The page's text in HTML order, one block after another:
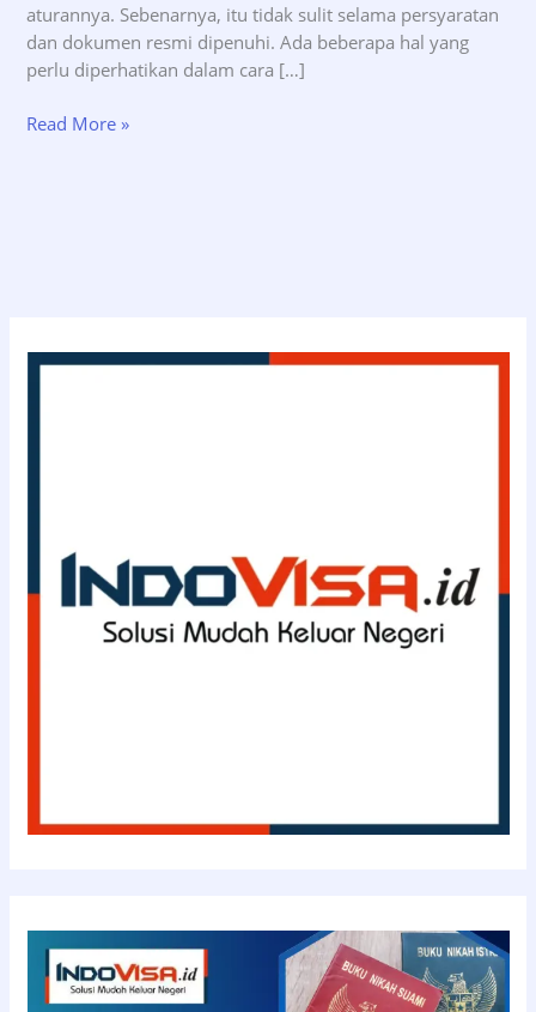
aturannya. Sebenarnya, itu tidak sulit selama persyaratan
dan dokumen resmi dipenuhi. Ada beberapa hal yang
perlu diperhatikan dalam cara […]
Bagaimanakah
Read More »